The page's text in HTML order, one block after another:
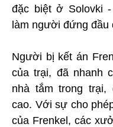
đặc biệt ở Solovki
làm người đứng đầu
Người bị kết án
của trại, đã nhanh
nhà tắm trong trại,
cao. Với sự cho
của Frenkel, các